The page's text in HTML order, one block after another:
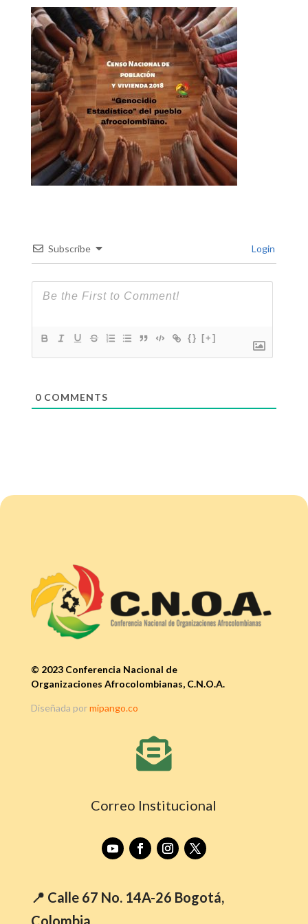
Subscribe Login
{} [+]
0COMMENTS
© 2023 Conferencia Nacional de
Organizaciones Afrocolombianas, C.N.O.A.
Diseñada pormipango.co

Correo Institucional
📍 Calle 67 No. 14A-26 Bogotá,